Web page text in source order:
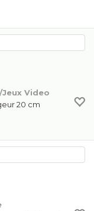
Jeux Video
20 cm